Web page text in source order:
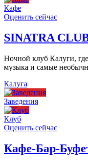
Кафе
Оценить сейчас
SINATRA
Ночной клуб Калуги,
музыка и самые
Калуга
Заведения
Клуб
Оценить сейчас
Кафе-Бар-